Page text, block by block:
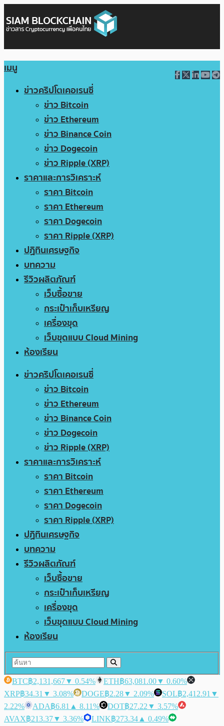
เมนู
ข่าวคริปโตเคอเรนซี่
ข่าว Bitcoin
ข่าว Ethereum
ข่าว Binance Coin
ข่าว Dogecoin
ข่าว Ripple (XRP)
ราคาและการวิเคราะห์
ราคา Bitcoin
ราคา Ethereum
ราคา Dogecoin
ราคา Ripple (XRP)
ปฏิทินเศรษฐกิจ
บทความ
รีวิวผลิตภัณฑ์
เว็บซื้อขาย
กระเป๋าเก็บเหรียญ
เครื่องขุด
เว็บขุดแบบ Cloud Mining
ห้องเรียน
ข่าวคริปโตเคอเรนซี่
ข่าว Bitcoin
ข่าว Ethereum
ข่าว Binance Coin
ข่าว Dogecoin
ข่าว Ripple (XRP)
ราคาและการวิเคราะห์
ราคา Bitcoin
ราคา Ethereum
ราคา Dogecoin
ราคา Ripple (XRP)
ปฏิทินเศรษฐกิจ
บทความ
รีวิวผลิตภัณฑ์
เว็บซื้อขาย
กระเป๋าเก็บเหรียญ
เครื่องขุด
เว็บขุดแบบ Cloud Mining
ห้องเรียน
BTC฿2,131,667▼ 0.54% ETH฿63,081.00▼ 0.60%
XRP฿34.31 ▼ 3.08% DOGE฿2.28▼ 2.09% SOL฿2,412.91 ▼
2.22%
ADA฿6.81 ▲ 8.11% DOT฿27.22 ▼ 3.57%
AVAX฿213.37▼ 3.36% LINK฿273.34 ▲ 0.49%